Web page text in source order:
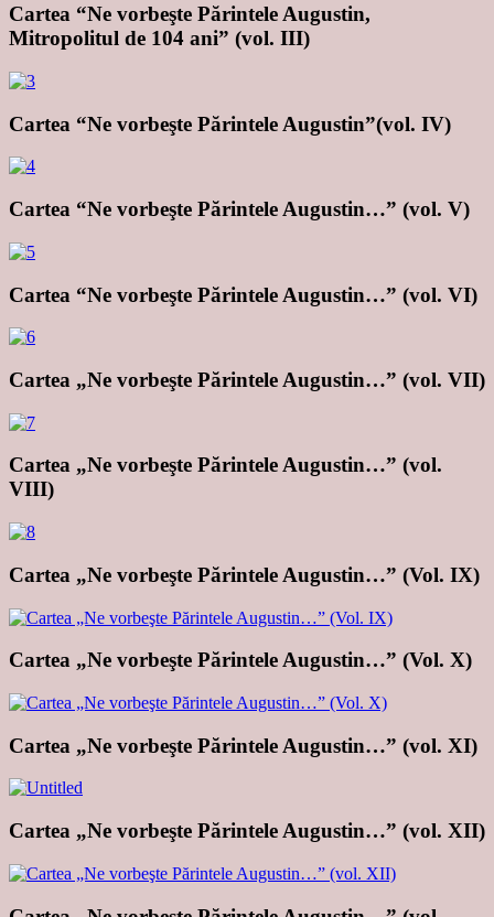
Cartea “Ne vorbeşte Părintele Augustin,
Mitropolitul de 104 ani” (vol. III)
Cartea “Ne vorbeşte Părintele Augustin”(vol. IV)
Cartea “Ne vorbeşte Părintele Augustin…” (vol. V)
Cartea “Ne vorbeşte Părintele Augustin…” (vol. VI)
Cartea „Ne vorbeşte Părintele Augustin…” (vol. VII)
Cartea „Ne vorbeşte Părintele Augustin…” (vol.
VIII)
Cartea „Ne vorbeşte Părintele Augustin…” (Vol. IX)
Cartea „Ne vorbeşte Părintele Augustin…” (Vol. X)
Cartea „Ne vorbeşte Părintele Augustin…” (vol. XI)
Cartea „Ne vorbeşte Părintele Augustin…” (vol. XII)